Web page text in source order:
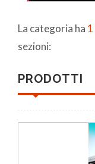
La categoria ha 1
sezioni:
PRODOTTI